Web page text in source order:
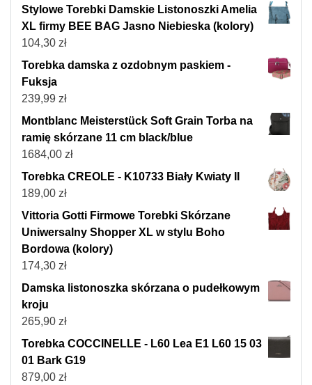
Stylowe Torebki Damskie Listonoszki Amelia
XL firmy BEE BAG Jasno Niebieska (kolory)
104,30 zł
Torebka damska z ozdobnym paskiem -
Fuksja
239,99 zł
Montblanc Meisterstück Soft Grain Torba na
ramię skórzane 11 cm black/blue
1684,00 zł
Torebka CREOLE - K10733 Biały Kwiaty II
189,00 zł
Vittoria Gotti Firmowe Torebki Skórzane
Uniwersalny Shopper XL w stylu Boho
Bordowa (kolory)
174,30 zł
Damska listonoszka skórzana o pudełkowym
kroju
265,90 zł
Torebka COCCINELLE - L60 Lea E1 L60 15 03
01 Bark G19
879,00 zł